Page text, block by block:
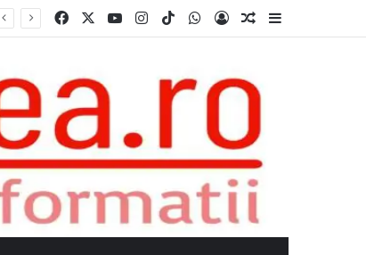
Facebook YouTubeInstagram
TikTokWhatsApp
Log InRandom Article